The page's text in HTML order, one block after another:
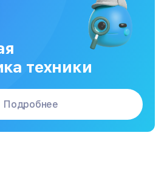
техники
Подробнее